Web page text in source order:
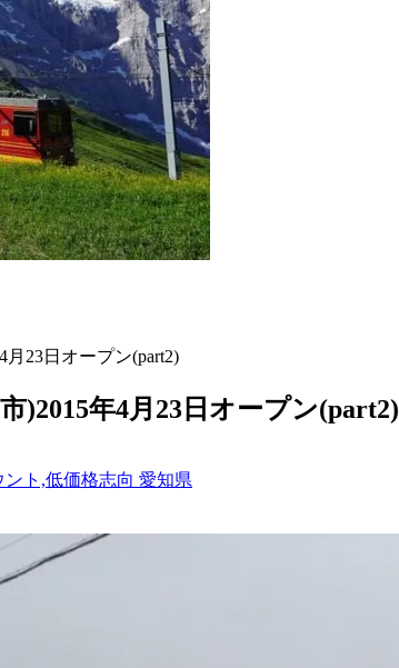
23日オープン(part2)
)2015年4月23日オープン(part2)
ント,低価格志向 愛知県